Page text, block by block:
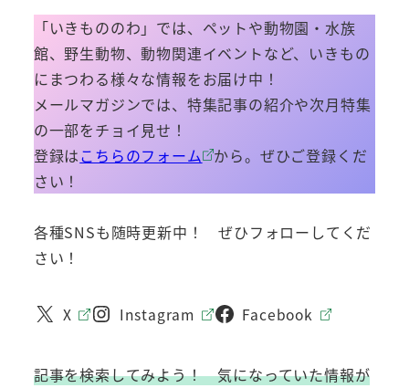
「いきもののわ」では、ペットや動物園・水族
館、野生動物、動物関連イベントなど、いきもの
にまつわる様々な情報をお届け中！
メールマガジンでは、特集記事の紹介や次月特集
の一部をチョイ見せ！
登録はこちらのフォーム
から。ぜひご登録くだ
さい！
各種SNSも随時更新中！ ぜひフォローしてくだ
さい！
X Instagram Facebook
記事を検索してみよう！ 気になっていた情報が